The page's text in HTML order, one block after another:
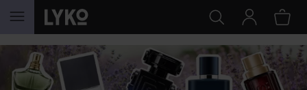
HOPPA TILL INNEHÅLLET